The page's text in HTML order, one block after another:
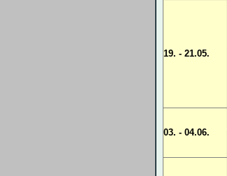
19. - 21.05.
03. - 04.06.